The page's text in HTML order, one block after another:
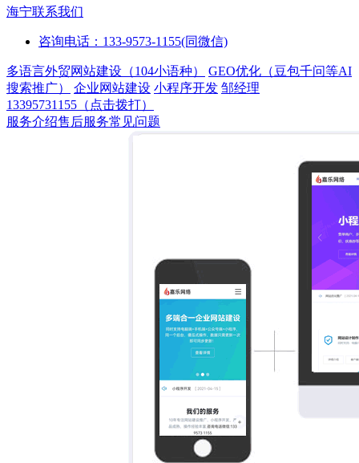
海宁联系我们
咨询电话：133-9573-1155(同微信)
多语言外贸网站建设（104小语种）
GEO优化（豆包千问等AI
搜索推广）
企业网站建设 小程序开发 邹经理
13395731155（点击拨打）
服务介绍售后服务常见问题